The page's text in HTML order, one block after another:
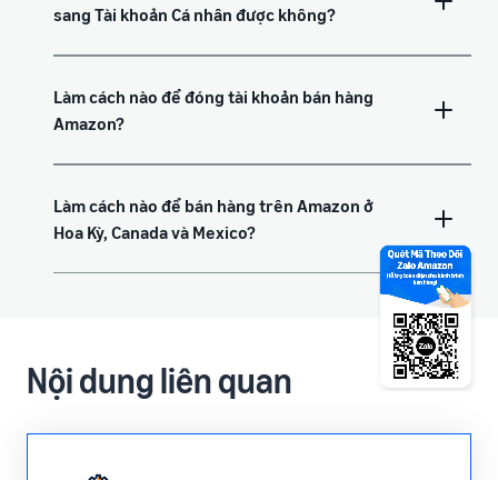
sang Tài khoản Cá nhân được không?
Làm cách nào để đóng tài khoản bán hàng
Amazon?
Làm cách nào để bán hàng trên Amazon ở
Hoa Kỳ, Canada và Mexico?
Nội dung liên quan